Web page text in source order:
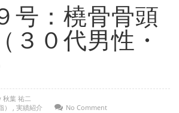
通事故外傷の教科書
皆様へ
わせ
号：橈骨骨頭
３０代男性・
秋葉 祐二
, 実績紹介 No Comment